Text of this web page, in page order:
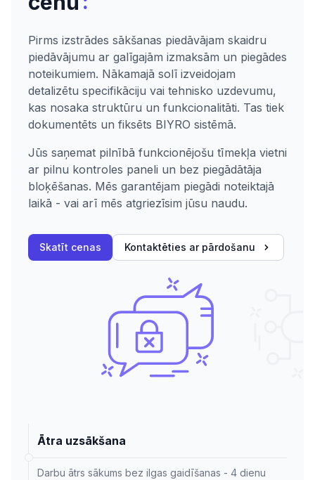
Pirms izstrādes sākšanas piedāvājam skaidru
piedāvājumu ar galīgajām izmaksām un piegādes
noteikumiem. Nākamajā solī izveidojam
detalizētu specifikāciju vai tehnisko uzdevumu,
kas nosaka struktūru un funkcionalitāti. Tas tiek
dokumentēts un fiksēts BIYRO sistēmā.
Jūs saņemat pilnībā funkcionējošu tīmekļa vietni
ar pilnu kontroles paneli un bez piegādātāja
bloķēšanas. Mēs garantējam piegādi noteiktajā
laikā - vai arī mēs atgriezīsim jūsu naudu.
Skatīt cenas Kontaktēties ar pārdošanu
Ātra uzsākšana
Darbu ātrs sākums bez ilgas gaidīšanas - 4 dienu